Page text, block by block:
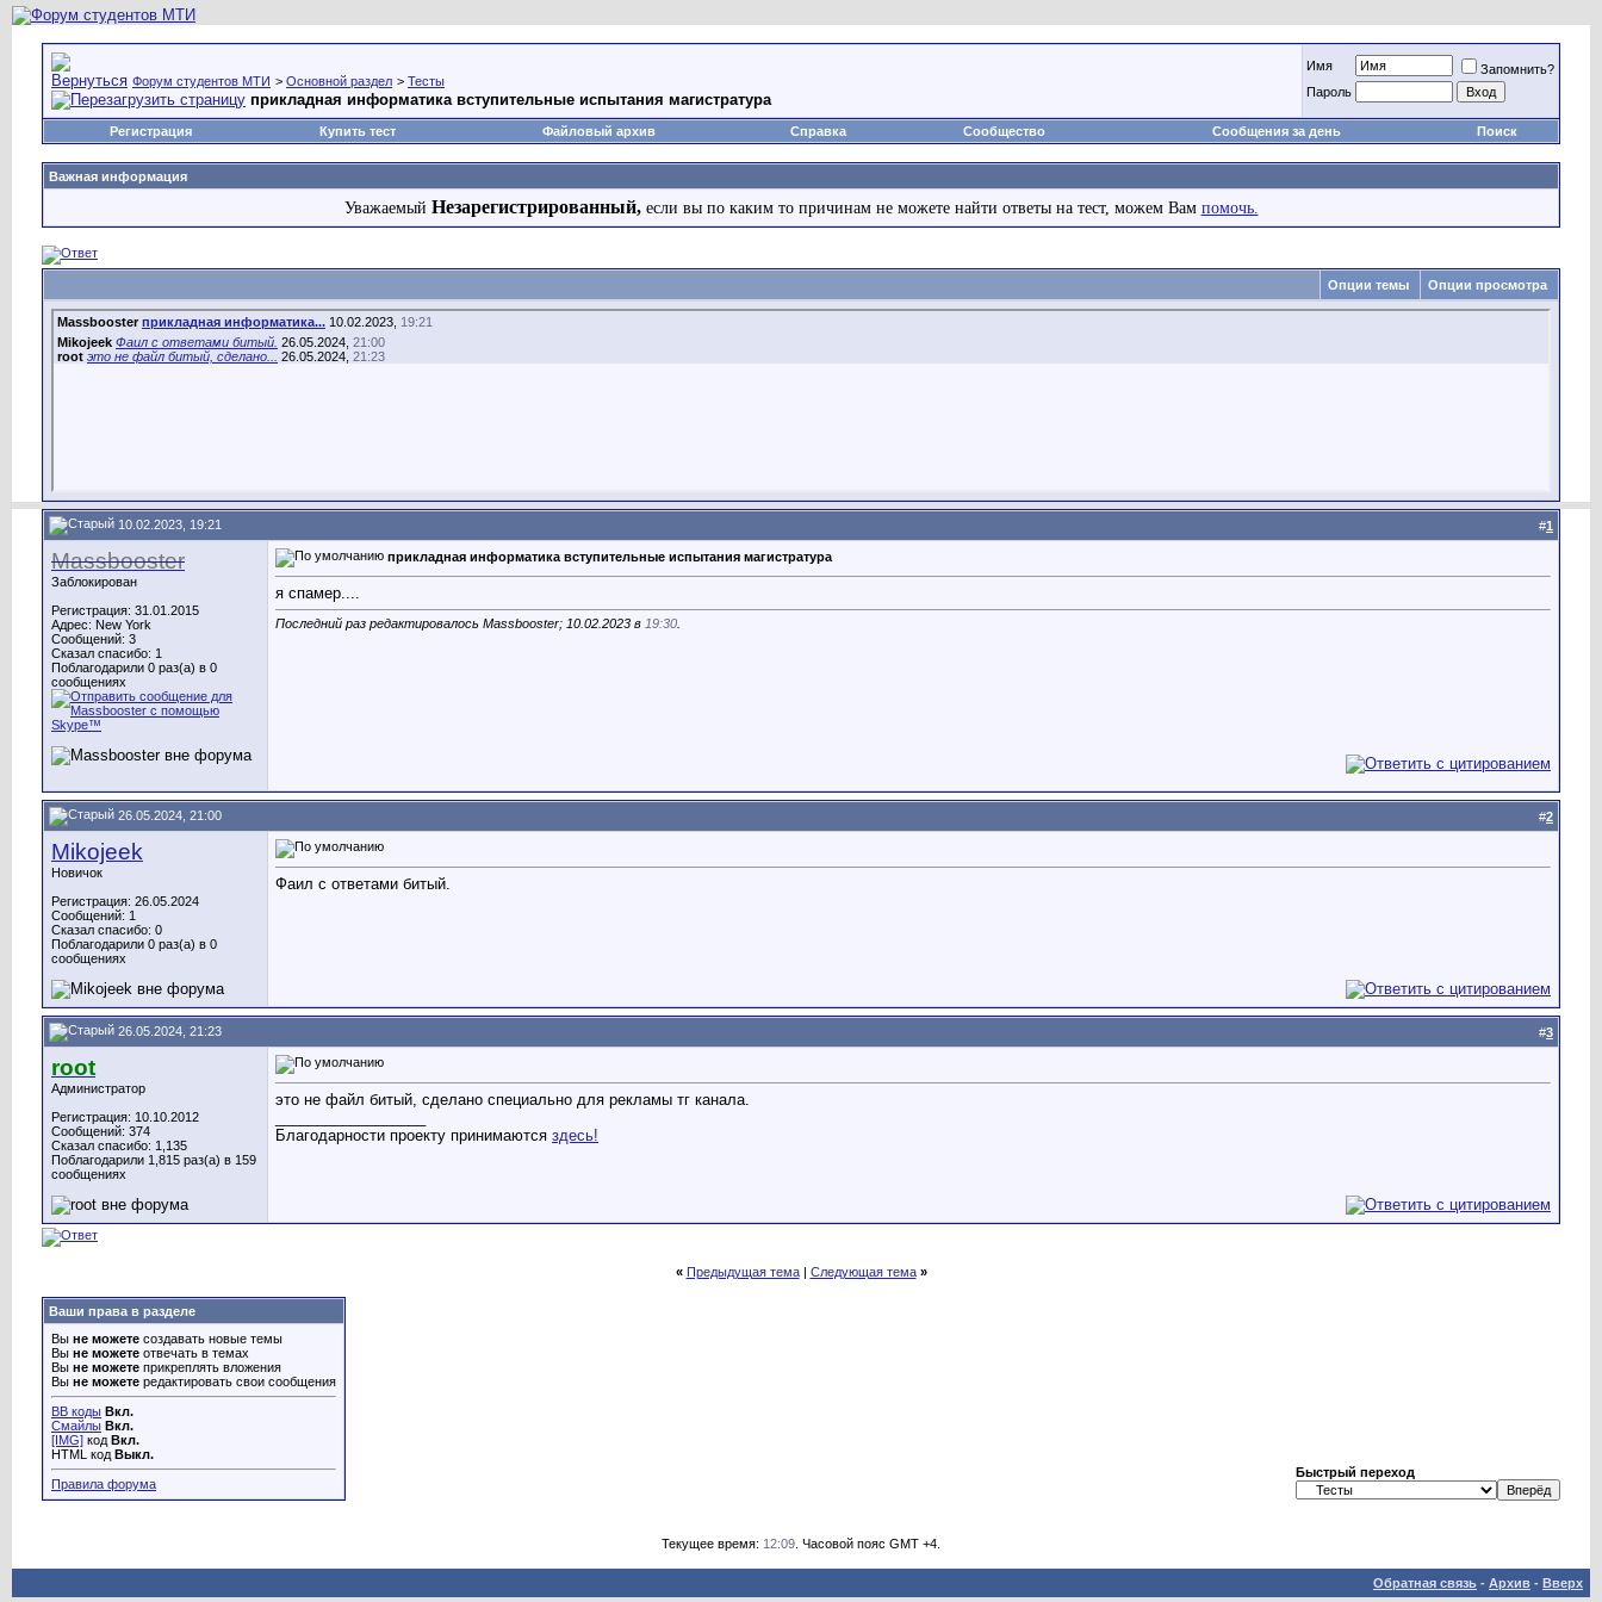
Форум студентов МТИ > Основной раздел > Тесты
прикладная информатика вступительные испытания магистратура
Имя
Запомнить?
Пароль
Регистрация Купить тест Файловый архив Справка Сообщество Сообщения за день Поиск
Важная информация
Уважаемый Незарегистрированный, если вы по каким то причинам не можете найти ответы на тест, можем Вам помочь.
Опции темы Опции просмотра
Massbooster прикладная информатика... 10.02.2023, 19:21
Mikojeek Фаил с ответами битый. 26.05.2024, 21:00
root это не файл битый, сделано... 26.05.2024, 21:23
10.02.2023, 19:21 #1
Massbooster
Заблокирован
Регистрация: 31.01.2015
Адрес: New York
Сообщений: 3
Сказал спасибо: 1
Поблагодарили 0 раз(а) в 0
сообщениях
прикладная информатика вступительные испытания магистратура
я спамер....
Последний раз редактировалось Massbooster; 10.02.2023 в 19:30
26.05.2024, 21:00 #2
Mikojeek
Новичок
Регистрация: 26.05.2024
Сообщений: 1
Сказал спасибо: 0
Поблагодарили 0 раз(а) в 0
сообщениях
Фаил с ответами битый.
26.05.2024, 21:23 #3
root
Администратор
Регистрация: 10.10.2012
Сообщений: 374
Сказал спасибо: 1,135
Поблагодарили 1,815 раз(а) в 159
сообщениях
это не файл битый, сделано специально для рекламы тг канала.
Благодарности проекту принимаются здесь!
« Предыдущая тема| Следующая тема »
Ваши права в разделе
Вы не можете создавать новые темы
Вы не можете отвечать в темах
Вы не можете прикреплять вложения
Вы не можете редактировать свои сообщения
BB коды Вкл.
Смайлы Вкл.
[IMG] код Вкл.
HTML код Выкл.
Правила форума
Быстрый переход
Текущее время: 12:09 . Часовой пояс GMT +4.
Обратная связь - Архив - Вверх